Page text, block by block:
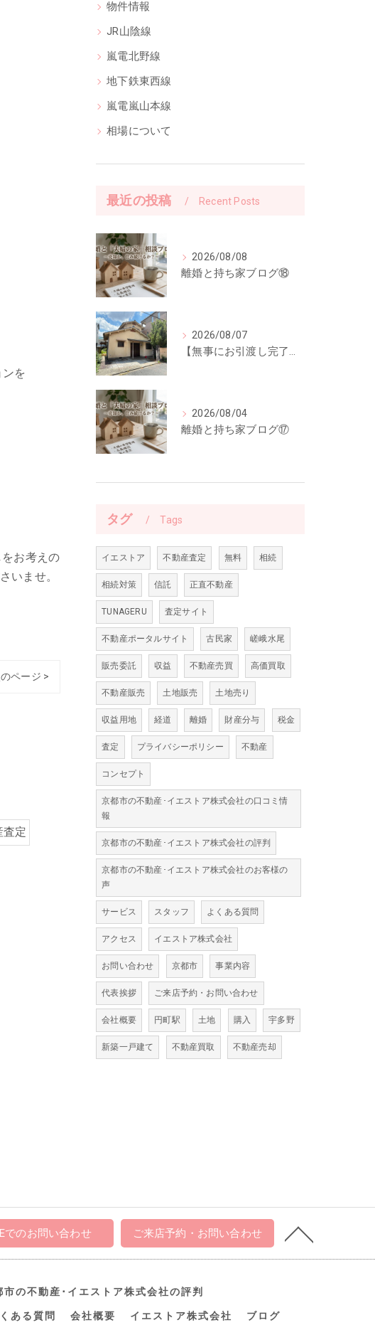
を
お考えの
いませ。
ページ >
査定
物件情報
JR山陰線
嵐電北野線
地下鉄東西線
嵐電嵐山本線
相場について
最近の投稿 Recent Posts
2026/08/08
離婚と持ち家ブログ⑱
2026/08/07
【無事にお引渡し完了】「ご縁に感謝。」前回ご紹介した中古一戸建てのお引渡しが終了しました
2026/08/04
離婚と持ち家ブログ⑰
タグ Tags
イエストア 不動産査定 無料 相続
相続対策 信託 正直不動産
TUNAGERU 査定サイト
不動産ポータルサイト 古民家 嵯峨水尾
販売委託 収益 不動産売買 高価買取
不動産販売 土地販売 土地売り
収益用地 経道 離婚 財産分与 税金
査定 プライバシーポリシー 不動産
コンセプト
京都市の不動産･イエストア株式会社の口コミ情
報
京都市の不動産･イエストア株式会社の評判
京都市の不動産･イエストア株式会社のお客様の
声
サービス スタッフ よくある質問
アクセス イエストア株式会社
お問い合わせ 京都市 事業内容
代表挨拶 ご来店予約・お問い合わせ
会社概要 円町駅 土地 購入 宇多野
新築一戸建て 不動産買取 不動産売却
でのお問い合わせ ご来店予約・お問い合わせ
市の不動産･イエストア株式会社の評判
ある質問 会社概要 イエストア株式会社 ブログ